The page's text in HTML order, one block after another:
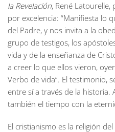
la Revelación, René Latourelle,
por excelencia: “Manifiesta lo
del Padre, y nos invita a la
grupo de testigos, los
vida y de la enseñanza de
a creer lo que ellos vieron,
Verbo de vida”. El testimonio,
entre sí a través de la historia.
también el tiempo con la
El cristianismo es la religión